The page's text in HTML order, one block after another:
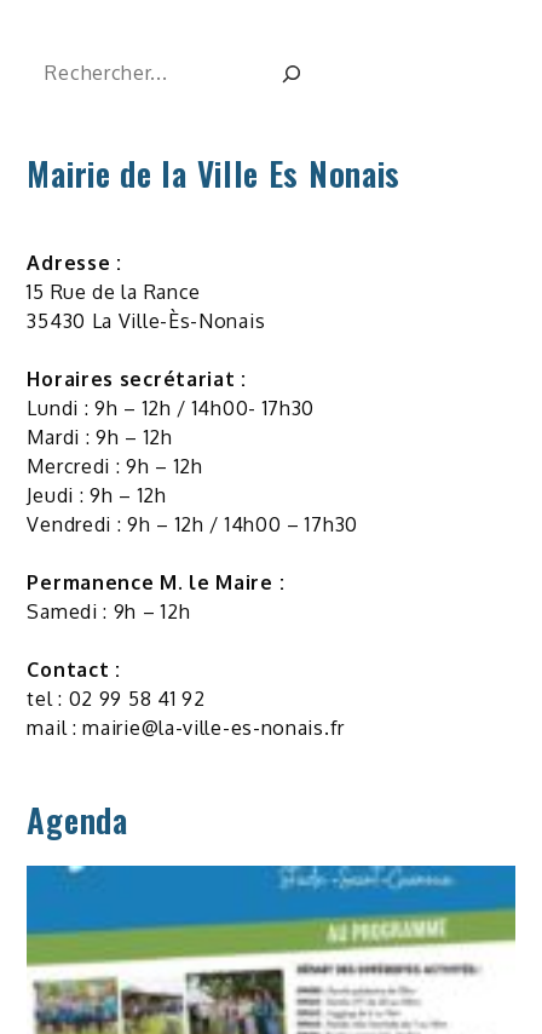
Rechercher
Mairie de la Ville Es Nonais
Adresse :
15 Rue de la Rance
35430 La Ville-Ès-Nonais
Horaires secrétariat :
Lundi : 9h – 12h / 14h00- 17h30
Mardi : 9h – 12h
Mercredi : 9h – 12h
Jeudi : 9h – 12h
Vendredi : 9h – 12h / 14h00 – 17h30
Permanence M. le Maire :
Samedi : 9h – 12h
Contact :
tel : 02 99 58 41 92
mail :mairie@la-ville-es-nonais.fr
Agenda